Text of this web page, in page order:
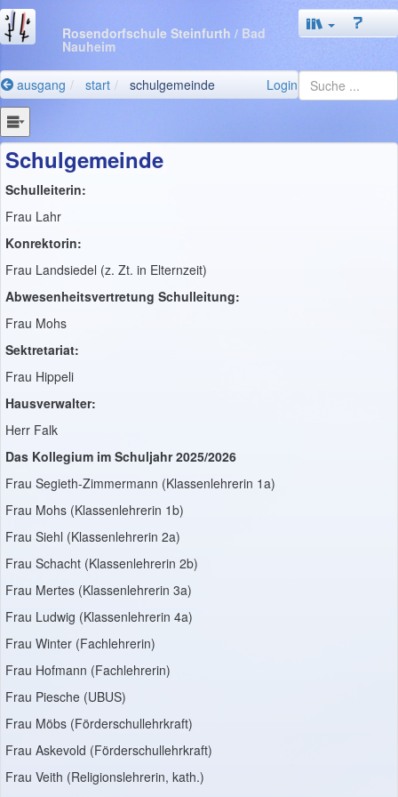
Rosendorfschule Steinfurth / Bad
Nauheim
ausgang start schulgemeinde Login
Schulgemeinde
Schulleiterin:
Frau Lahr
Konrektorin:
Frau Landsiedel (z. Zt. in Elternzeit)
Abwesenheitsvertretung Schulleitung:
Frau Mohs
Sektretariat:
Frau Hippeli
Hausverwalter:
Herr Falk
Das Kollegium im Schuljahr 2025/2026
Frau Segieth-Zimmermann (Klassenlehrerin 1a)
Frau Mohs (Klassenlehrerin 1b)
Frau Siehl (Klassenlehrerin 2a)
Frau Schacht (Klassenlehrerin 2b)
Frau Mertes (Klassenlehrerin 3a)
Frau Ludwig (Klassenlehrerin 4a)
Frau Winter (Fachlehrerin)
Frau Hofmann (Fachlehrerin)
Frau Piesche (UBUS)
Frau Möbs (Förderschullehrkraft)
Frau Askevold (Förderschullehrkraft)
Frau Veith (Religionslehrerin, kath.)